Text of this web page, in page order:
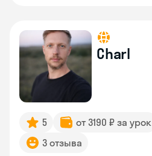
Charl
5 от 3190 ₽ за урок
3 отзыва